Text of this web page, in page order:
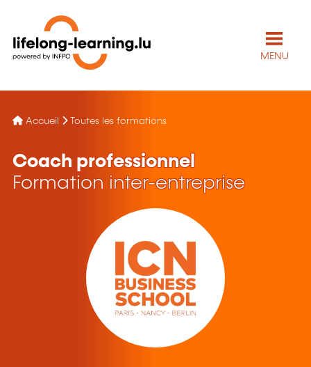
MENU
Accueil Toutes les formations
Coach professionnel
Formation inter-entreprise